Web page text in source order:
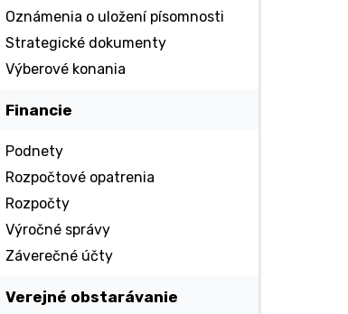
Oznámenia o uložení písomnosti
Strategické dokumenty
Výberové konania
Financie
Podnety
Rozpočtové opatrenia
Rozpočty
Výročné správy
Záverečné účty
Verejné obstarávanie